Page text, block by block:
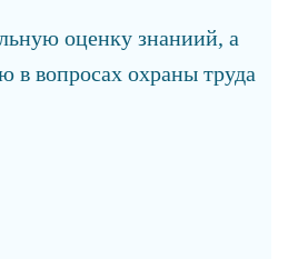
оценку знаниий, а
в вопросах охраны труда